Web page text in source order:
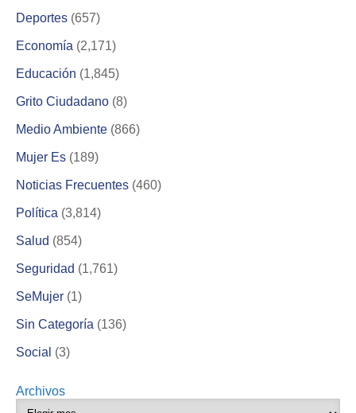
Deportes (657)
Economía (2,171)
Educación (1,845)
Grito Ciudadano (8)
Medio Ambiente (866)
Mujer Es (189)
Noticias Frecuentes (460)
Política (3,814)
Salud (854)
Seguridad (1,761)
SeMujer (1)
Sin Categoría (136)
Social (3)
Archivos